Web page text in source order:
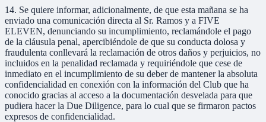
14. Se quiere informar, adicionalmente, de que esta mañana se ha
enviado una comunicación directa al Sr. Ramos y a FIVE
ELEVEN, denunciando su incumplimiento, reclamándole el pago
de la cláusula penal, apercibiéndole de que su conducta dolosa y
fraudulenta conllevará la reclamación de otros daños y perjuicios, no
incluidos en la penalidad reclamada y requiriéndole que cese de
inmediato en el incumplimiento de su deber de mantener la absoluta
confidencialidad en conexión con la información del Club que ha
conocido gracias al acceso a la documentación desvelada para que
pudiera hacer la Due Diligence, para lo cual que se firmaron pactos
expresos de confidencialidad.